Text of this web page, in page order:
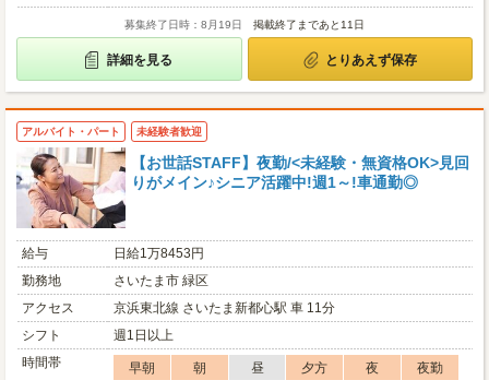
募集終了日時：8月19日 掲載終了まであと11日
詳細を見る とりあえず保存
アルバイト・パート 未経験者歓迎
【お世話STAFF】夜勤/<未経験・無資格OK>見回
りがメイン♪シニア活躍中!週1～!車通勤◎
給与
日給1万8453円
勤務地
さいたま市 緑区
アクセス
京浜東北線 さいたま新都心駅 車 11分
シフト
週1日以上
時間帯
早朝 朝 昼 夕方 夜
夜勤